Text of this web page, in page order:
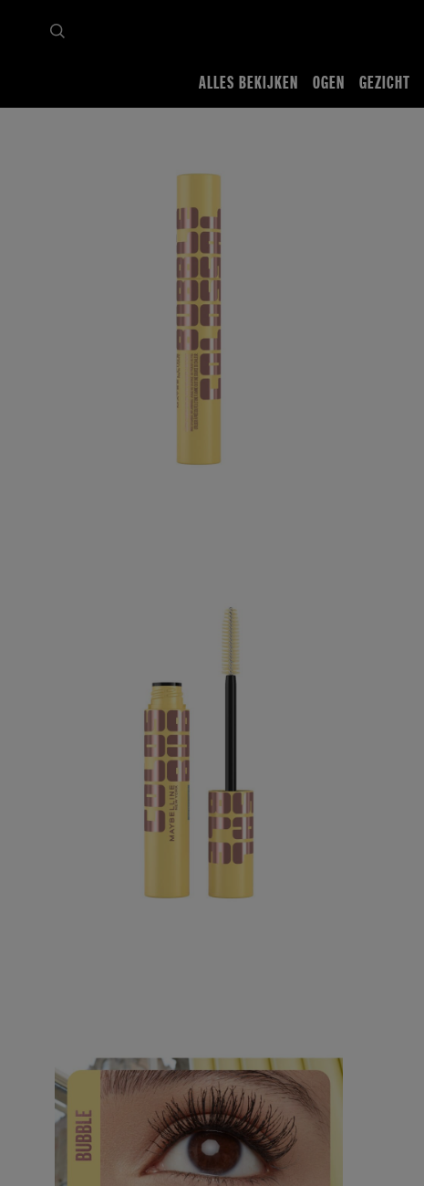
ALLES BEKIJKEN OGEN GEZICHT
Mascara Colossal Bubble Mascara